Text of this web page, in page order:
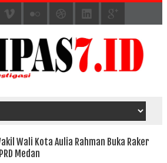
Wali Kota Aulia Rahman Buka Raker
Medan